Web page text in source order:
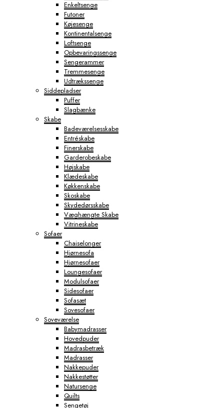
Enkeltsenge
Futoner
Køjesenge
Kontinentalsenge
Loftsenge
Opbevaringssenge
Sengerammer
Tremmesenge
Udtrækssenge
Siddepladser
Puffer
Slagbænke
Skabe
Badeværelsesskabe
Entréskabe
Finerskabe
Garderobeskabe
Højskabe
Klædeskabe
Køkkenskabe
Skoskabe
Skydedørsskabe
Væghængte Skabe
Vitrineskabe
Sofaer
Chaiselonger
Hjørnesofa
Hjørnesofaer
Loungesofaer
Modulsofaer
Sidesofaer
Sofasæt
Sovesofaer
Soveværelse
Babymadrasser
Hovedpuder
Madrasbetræk
Madrasser
Nakkepuder
Nakkestøtter
Natursenge
Quilts
Sengetøj